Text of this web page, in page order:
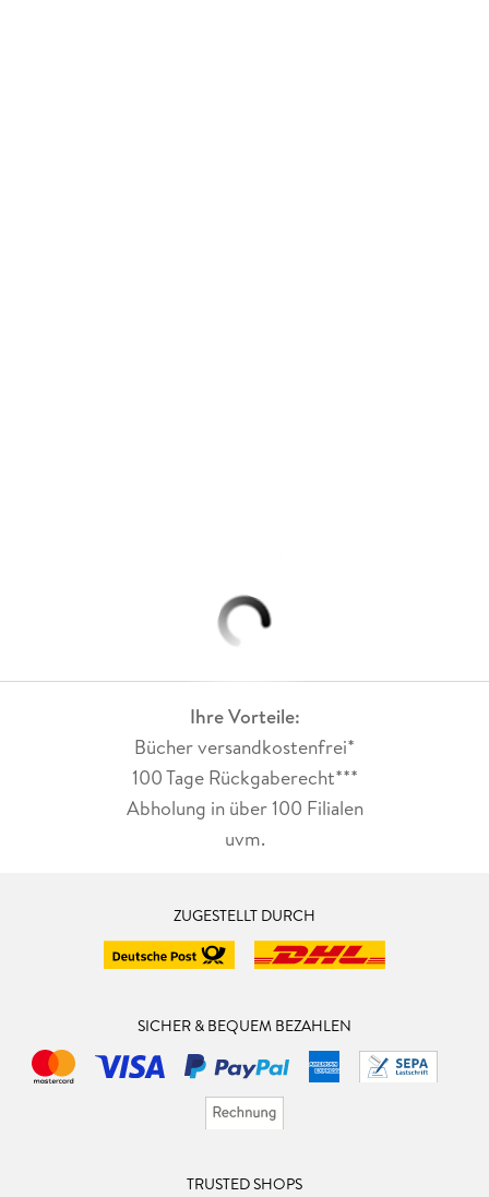
Ihre Vorteile:
Bücher versandkostenfrei*
100 Tage Rückgaberecht***
Abholung in über 100 Filialen
uvm.
ZUGESTELLT DURCH
SICHER & BEQUEM BEZAHLEN
TRUSTED SHOPS